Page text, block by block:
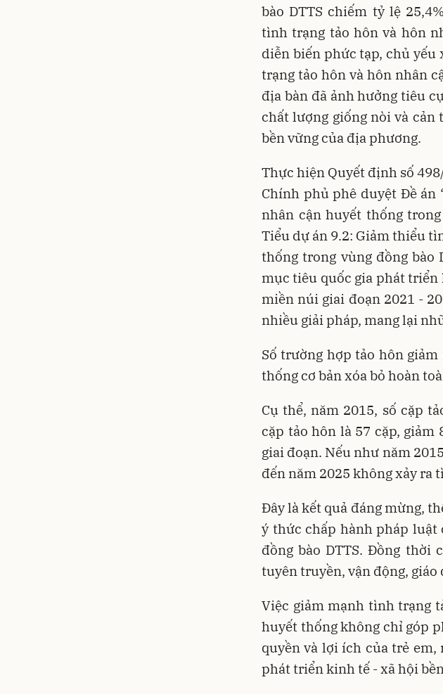
bào DTTS chiếm tỷ lệ
tình trạng tảo hôn và hôn
diễn biến phức tạp, chủ yếu
trạng tảo hôn và hôn nhân
địa bàn đã ảnh hưởng tiêu
chất lượng giống nòi và
bền vững của địa phương.
Thực hiện Quyết định số
Chính phủ phê duyệt Đề
nhân cận huyết thống
Tiểu dự án 9.2: Giảm thiểu
thống trong vùng đồng bào
mục tiêu quốc gia phát triển
miền núi giai đoạn 2021 -
nhiều giải pháp, mang lại
Số trường hợp tảo hôn
thống cơ bản xóa bỏ hoàn
Cụ thể, năm 2015, số cặp
cặp tảo hôn là 57 cặp, giảm
giai đoạn. Nếu như năm
đến năm 2025 không xảy ra
Đây là kết quả đáng mừng,
ý thức chấp hành pháp luật
đồng bào DTTS. Đồng thời
tuyên truyền, vận động, giáo
Việc giảm mạnh tình trạng
huyết thống không chỉ góp
quyền và lợi ích của trẻ em,
phát triển kinh tế - xã hội